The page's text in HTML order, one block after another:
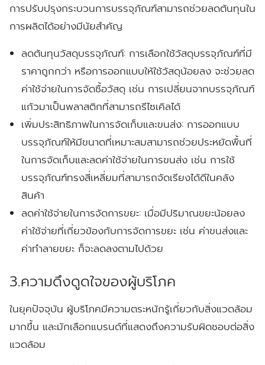
การปรับปรุงกระบวนการบรรจุภัณฑ์สามารถช่วยลดต้นทุนใน
การผลิตได้อย่างมีนัยสำคัญ
ลดต้นทุนวัสดุบรรจุภัณฑ์: การเลือกใช้วัสดุบรรจุภัณฑ์ที่มี
ราคาถูกกว่า หรือการออกแบบให้ใช้วัสดุน้อยลง จะช่วยลด
ค่าใช้จ่ายในการจัดซื้อวัสดุ เช่น การเปลี่ยนจากบรรจุภัณฑ์
แก้วมาเป็นพลาสติกที่สามารถรีไซเคิลได้
เพิ่มประสิทธิภาพในการจัดเก็บและขนส่ง: การออกแบบ
บรรจุภัณฑ์ให้มีขนาดที่เหมาะสมสามารถช่วยประหยัดพื้นที่
ในการจัดเก็บและลดค่าใช้จ่ายในการขนส่ง เช่น การใช้
บรรจุภัณฑ์ทรงสี่เหลี่ยมที่สามารถจัดเรียงได้ดีในคลัง
สินค้า
ลดค่าใช้จ่ายในการจัดการขยะ: เมื่อมีปริมาณขยะน้อยลง
ค่าใช้จ่ายที่เกี่ยวข้องกับการจัดการขยะ เช่น ค่าขนส่งและ
ค่าทำลายขยะ ก็จะลดลงตามไปด้วย
3.ความดึงดูดใจของผู้บริโภค
ในยุคปัจจุบัน ผู้บริโภคมีความตระหนักรู้เกี่ยวกับสิ่งแวดล้อม
มากขึ้น และมักเลือกแบรนด์ที่แสดงถึงความรับผิดชอบต่อสิ่ง
แวดล้อม